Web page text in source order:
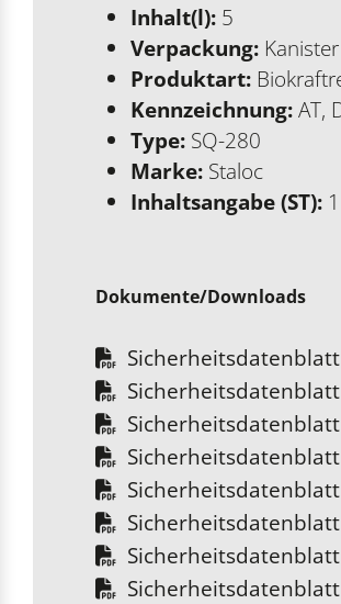
Inhalt(l): 5
Verpackung: Kanister
Produktart:
Kennzeichnung:AT,
Type: SQ-280
Marke: Staloc
Inhaltsangabe (ST): 1
Dokumente/Downloads
Sicherheitsdatenblatt
Sicherheitsdatenblatt
Sicherheitsdatenblatt
Sicherheitsdatenblatt
Sicherheitsdatenblatt
Sicherheitsdatenblatt
Sicherheitsdatenblatt
Sicherheitsdatenblatt